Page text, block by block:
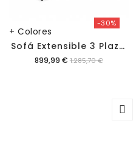
+ Colores
-30%
S
Ofá Extensible 3 Plazas Ness
Precio
899,99 € 1.285,70 €